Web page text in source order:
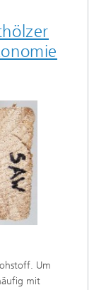
Um
mit